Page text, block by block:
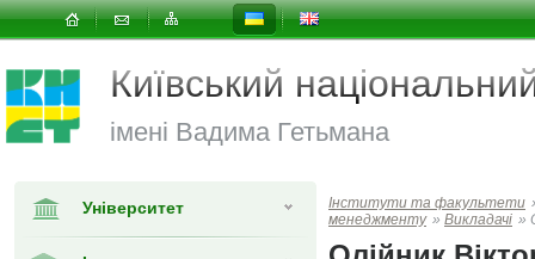
Київський
імені Вадима Гетьмана
Університет Інститути та факультети
менеджменту » Викладачі »